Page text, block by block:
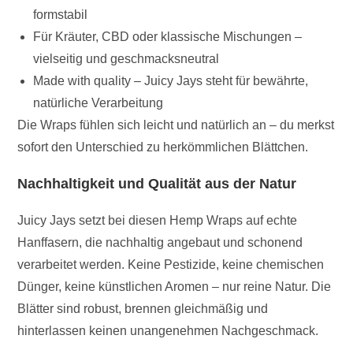
formstabil
Für Kräuter, CBD oder klassische Mischungen –
vielseitig und geschmacksneutral
Made with quality – Juicy Jays steht für bewährte,
natürliche Verarbeitung
Die Wraps fühlen sich leicht und natürlich an – du merkst
sofort den Unterschied zu herkömmlichen Blättchen.
Nachhaltigkeit und Qualität aus der Natur
Juicy Jays setzt bei diesen Hemp Wraps auf echte
Hanffasern, die nachhaltig angebaut und schonend
verarbeitet werden. Keine Pestizide, keine chemischen
Dünger, keine künstlichen Aromen – nur reine Natur. Die
Blätter sind robust, brennen gleichmäßig und
hinterlassen keinen unangenehmen Nachgeschmack.